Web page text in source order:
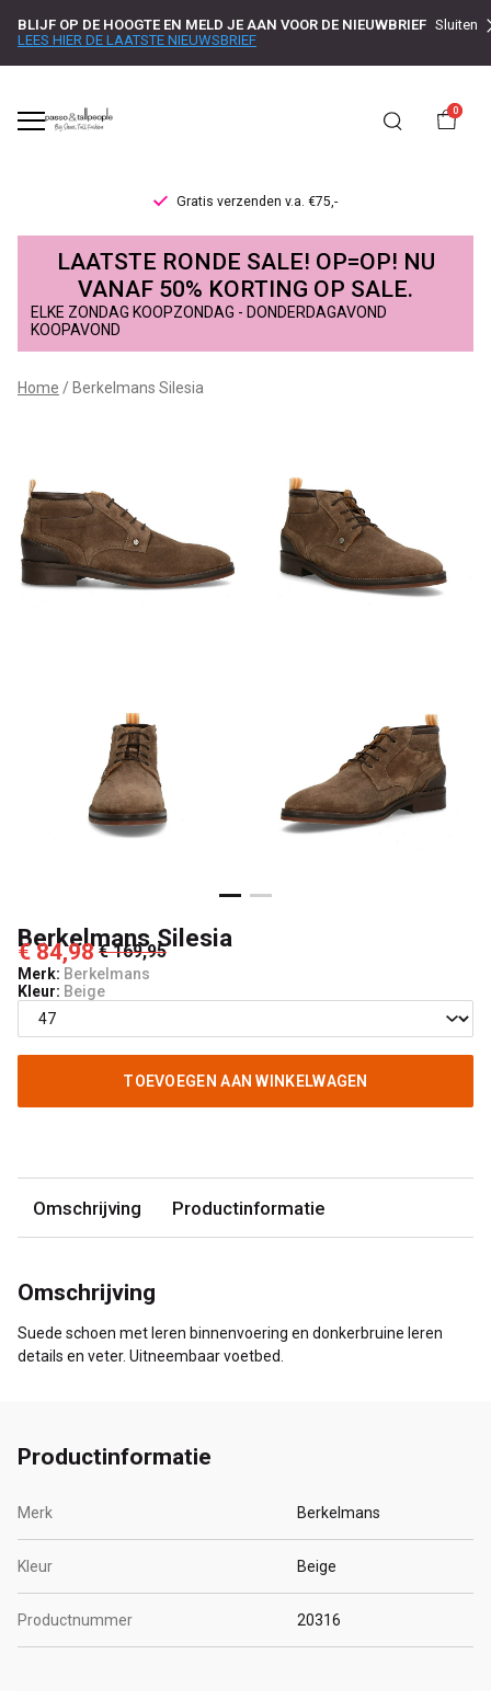
BLIJF OP DE HOOGTE EN MELD JE AAN VOOR DE NIEUWBRIEF
LEES HIER DE LAATSTE NIEUWSBRIEF
Sluiten
0
Gratis verzenden v.a. €75,-
Berkelmans
Silesia
Passo
LAATSTE RONDE SALE! OP=OP! NU
VANAF 50% KORTING OP SALE.
ELKE ZONDAG KOOPZONDAG - DONDERDAGAVOND
KOOPAVOND
Home Berkelmans Silesia
Berkelmans Silesia
€ 84,98 € 169,95
Merk: Berkelmans
Kleur: Beige
TOEVOEGEN AAN WINKELWAGEN
Omschrijving Productinformatie
Omschrijving
Suede schoen met leren binnenvoering en donkerbruine leren
details en veter. Uitneembaar voetbed.
Productinformatie
Merk Berkelmans
Kleur Beige
Productnummer 20316